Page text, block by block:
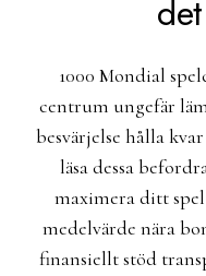
1000 Mondial
centrum ungefär
besvärjelse hålla
läsa dessa
maximera ditt
medelvärde nära
finansiellt stöd